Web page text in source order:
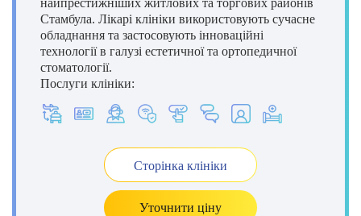
Стамбула. Лікарі клініки використовують сучасне
обладнання та застосовують інноваційні
технології в галузі естетичної та ортопедичної
стоматології.
Послуги клініки:
Сторінка клініки
Уточнити ціну